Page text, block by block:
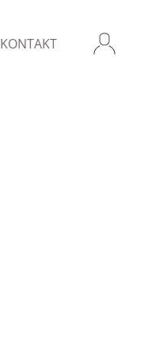
Menu
KONTAKT